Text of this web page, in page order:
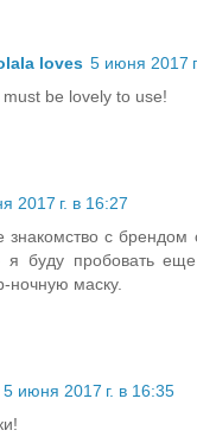
loves 5 июня 2017
be lovely to use!
2017 г. в 16:27
знакомство с брендом
буду пробовать
ночную маску.
5 июня 2017 г. в 16:35